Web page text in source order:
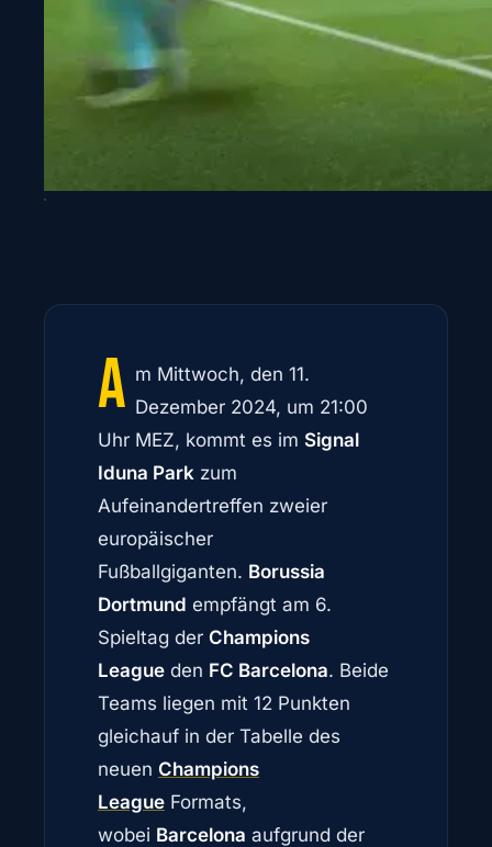
A m Mittwoch, den 11.
Dezember 2024, um 21:00
Uhr MEZ, kommt es im Signal
Iduna Park zum
Aufeinandertreffen zweier
europäischer
Fußballgiganten. Borussia
Dortmund empfängt am 6.
Spieltag der Champions
League den FC Barcelona. Beide
Teams liegen mit 12 Punkten
gleichauf in der Tabelle des
neuen Champions
League Formats,
wobei Barcelona aufgrund der